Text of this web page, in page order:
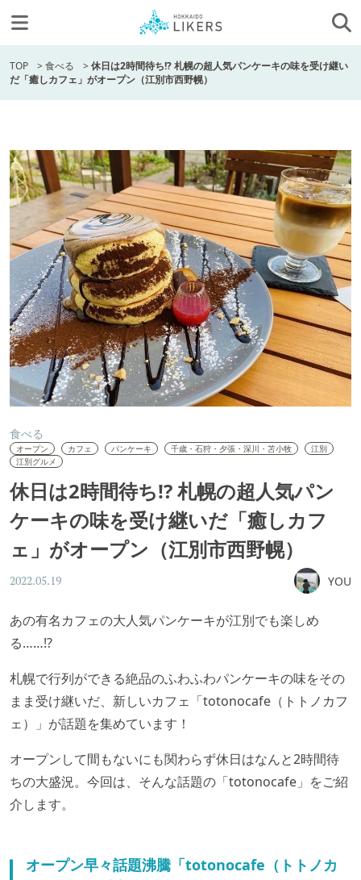
TOP >食べる >休日は2時間待ち!? 札幌の超人気パンケーキの味を受け継い
だ「癒しカフェ」がオープン（江別市西野幌）
食べる
オープン カフェ パンケーキ 千歳・石狩・夕張・深川・苫小牧
江別
江別グルメ
休日は2時間待ち!? 札幌の超人気パン
ケーキの味を受け継いだ「癒しカフ
ェ」がオープン（江別市西野幌）
2022.05.19 YOU
あの有名カフェの大人気パンケーキが江別でも楽しめ
る……!?
札幌で行列ができる絶品のふわふわパンケーキの味をその
まま受け継いだ、新しいカフェ「totonocafe（トトノカフ
ェ）」が話題を集めています！
オープンして間もないにも関わらず休日はなんと2時間待
ちの大盛況。今回は、そんな話題の「totonocafe」をご紹
介します。
オープン早々話題沸騰「totonocafe（トトノカ